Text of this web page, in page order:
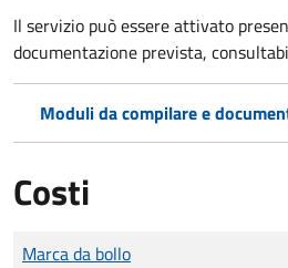
Il servizio può essere attivato
documentazione prevista,
Moduli da compilare e
Costi
Tipo di pagamento
Importo
Marca da bollo